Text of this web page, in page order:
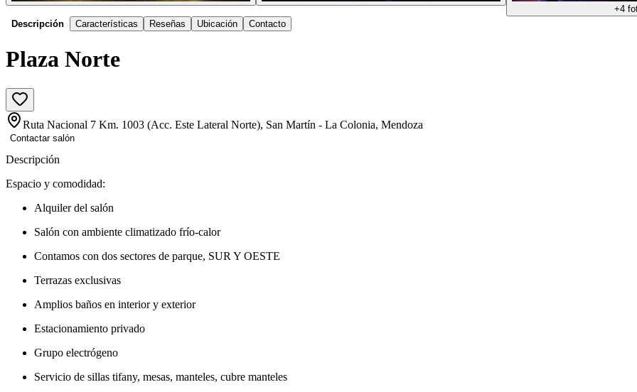
+4
Descripción
Características Reseñas Ubicación Contacto
Plaza Norte
Ruta Nacional 7 Km. 1003 (Acc. Este Lateral Norte), San Martín - La Colonia, Mendoza
Contactar salón
Descripción
Espacio y comodidad:
Alquiler del salón
Salón con ambiente climatizado frío-calor
Contamos con dos sectores de parque, SUR Y OESTE
Terrazas exclusivas
Amplios baños en interior y exterior
Estacionamiento privado
Grupo electrógeno
Servicio de sillas tifany, mesas, manteles, cubre manteles